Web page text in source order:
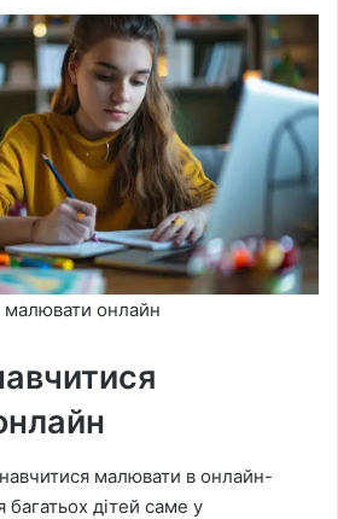
онлайн
малювати в онлайн-
дітей саме у